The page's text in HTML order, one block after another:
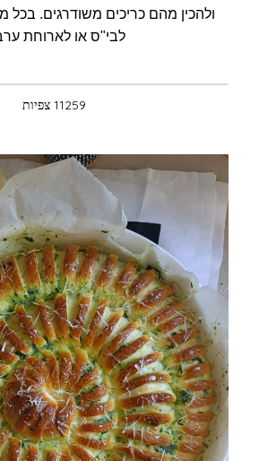
ולהכין מהם כריכים משודרגים.
לבי"ס או לארוחת
11259 צפיות